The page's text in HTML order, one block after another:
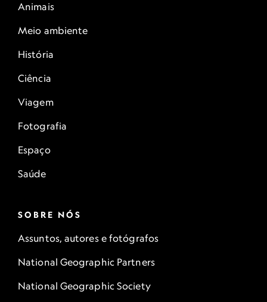
Animais
Meio ambiente
História
Ciência
Viagem
Fotografia
Espaço
Saúde
SOBRE NÓS
Assuntos, autores e fotógrafos
National Geographic Partners
National Geographic Society